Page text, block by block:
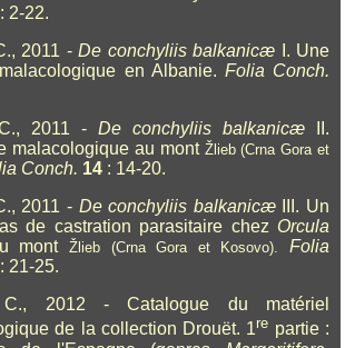
: 2-22.
2011 -De conchyliis balkanicæ I. Une
en Albanie. Folia Conch.
C., 2011 -De conchyliis balkanicæ II.
malacologique au mont Žlieb (Crna Gora et
Conch. 14 : 14-20.
2011 - De conchyliis balkanicæIII. Un
de castration parasitaire chez Orcula
mont Žlieb (Crna Gora et Kosovo).
Folia
: 21-25.
C., 2012 - Catalogue du matériel
de la collection Drouët. 1re partie :